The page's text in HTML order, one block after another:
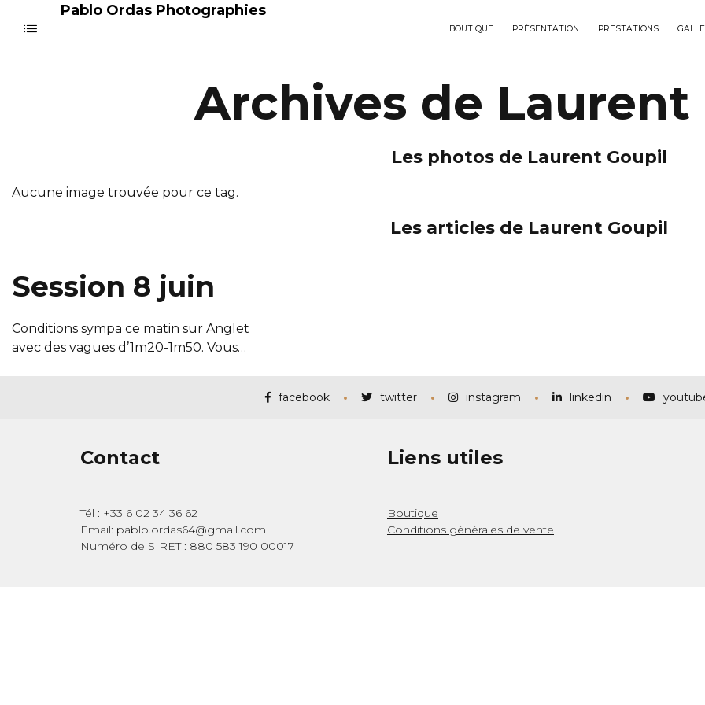
Pablo Ordas Photographies
BOUTIQUE PRÉSENTATION PRESTATIONS
Archives de Laurent
Les photos de Laurent Goupil
Aucune image trouvée pour ce tag.
Les articles de Laurent Goupil
Session 8 juin
Conditions sympa ce matin sur Anglet
avec des vagues d’1m20-1m50. Vous…
facebook twitter instagram linkedin
Contact
Tél : +33 6 02 34 36 62
Email: pablo.ordas64@gmail.com
Numéro de SIRET : 880 583 190 00017
Liens utiles
Boutique
Conditions générales de vente